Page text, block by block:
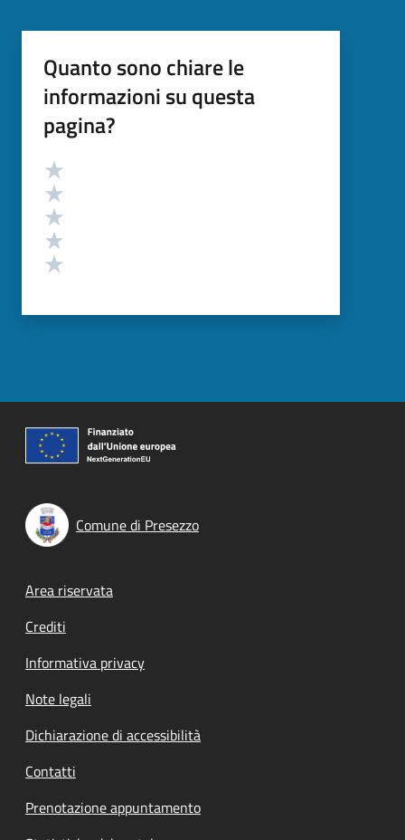
Quanto sono chiare le
informazioni su questa
pagina?
Valutazione
Comune di Presezzo
Footer menu
Area riservata
Crediti
Informativa privacy
Note legali
Dichiarazione di accessibilità
Contatti
Prenotazione appuntamento